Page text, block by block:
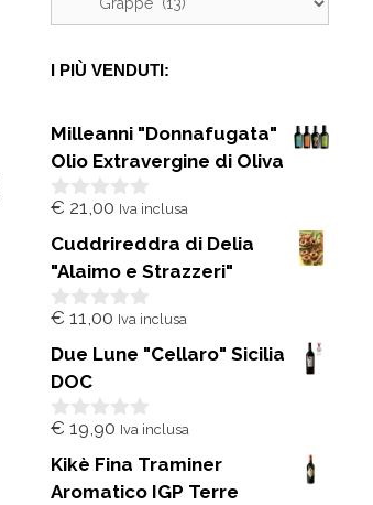
I PIÙ VENDUTI:
Milleanni "Donnafugata"
Olio Extravergine di Oliva
0
u
5
€ 21,00 Iva inclusa
Cuddrireddra di Delia
"Alaimo e Strazzeri"
0
u
5
€ 11,00 Iva inclusa
Due Lune "Cellaro" Sicilia
DOC
0
u
5
€ 19,90 Iva inclusa
Kikè Fina Traminer
Aromatico IGP Terre